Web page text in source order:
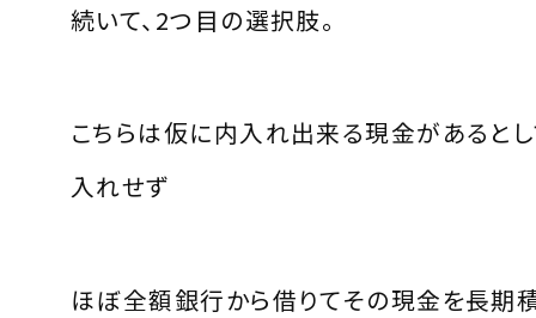
続いて、2つ目の選択肢。
こちらは仮に内入れ出来る現金があると
入れせず
ほぼ全額銀行から借りてその現金を長期